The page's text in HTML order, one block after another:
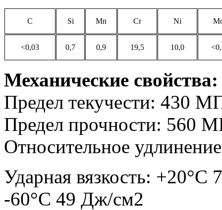
C Si Mn Cr Ni
<0,03 0,7 0,9 19,5 10,0
Механические свойства:
Предел текучести: 430
Предел прочности: 560
Относительное
Ударная вязкость:
-60°C 49 Дж/см2